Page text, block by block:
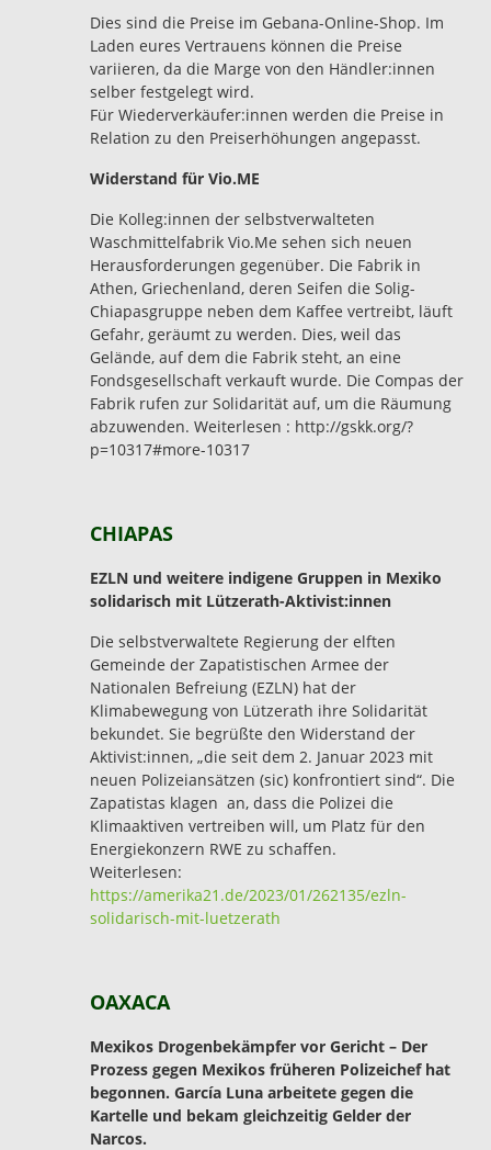
Dies sind die Preise im Gebana-Online-Shop. Im
Laden eures Vertrauens können die Preise
variieren, da die Marge von den Händler:innen
selber festgelegt wird.
Für Wiederverkäufer:innen werden die Preise in
Relation zu den Preiserhöhungen angepasst.
Widerstand für Vio.ME
Die Kolleg:innen der selbstverwalteten
Waschmittelfabrik Vio.Me sehen sich neuen
Herausforderungen gegenüber. Die Fabrik in
Athen, Griechenland, deren Seifen die Solig-
Chiapasgruppe neben dem Kaffee vertreibt, läuft
Gefahr, geräumt zu werden. Dies, weil das
Gelände, auf dem die Fabrik steht, an eine
Fondsgesellschaft verkauft wurde. Die Compas der
Fabrik rufen zur Solidarität auf, um die Räumung
abzuwenden. Weiterlesen : http://gskk.org/?
p=10317#more-10317
CHIAPAS
EZLN und weitere indigene Gruppen in Mexiko
solidarisch mit Lützerath-Aktivist:innen
Die selbstverwaltete Regierung der elften
Gemeinde der Zapatistischen Armee der
Nationalen Befreiung (EZLN) hat der
Klimabewegung von Lützerath ihre Solidarität
bekundet. Sie begrüßte den Widerstand der
Aktivist:innen, „die seit dem 2. Januar 2023 mit
neuen Polizeiansätzen (sic) konfrontiert sind“. Die
Zapatistas klagen an, dass die Polizei die
Klimaaktiven vertreiben will, um Platz für den
Energiekonzern RWE zu schaffen.
Weiterlesen:
https://amerika21.de/2023/01/262135/ezln-
solidarisch-mit-luetzerath
OAXACA
Mexikos Drogenbekämpfer vor Gericht – Der
Prozess gegen Mexikos früheren Polizeichef hat
begonnen. García Luna arbeitete gegen die
Kartelle und bekam gleichzeitig Gelder der
Narcos.